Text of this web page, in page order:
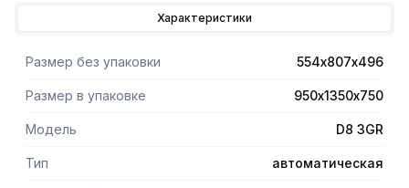
нержавеющей стали AISI 316L.
Характеристики
Размер без упаковки 554х807х496
Размер в упаковке 950х1350х750
Модель D8 3GR
Тип автоматическая